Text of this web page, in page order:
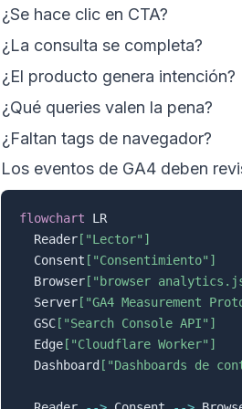
¿Se hace clic en CTA?
¿La consulta se completa?
¿El producto genera intención?
¿Qué queries valen la pena?
¿Faltan tags de navegador?
Los eventos de GA4 deben
flowchart LR
  Reader
["Lector"]
  Consent
["Consentimiento"]
  Browser
["browser
  Server
["GA4 Measurement
  GSC
["Search Console API"]
  Edge
["Cloudflare Worker"]
  Dashboard
["Dashboards de